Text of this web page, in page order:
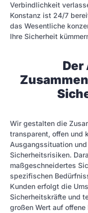
Verbindlichkeit
Konstanz ist 24/7
das Wesentliche
Ihre Sicherheit
Der
Wir gestalten die
transparent, offen und
Ausgangssituation
Sicherheitsrisiken.
maßgeschneidertes
spezifischen
Kunden erfolgt die
Sicherheitskräfte und
großen Wert auf